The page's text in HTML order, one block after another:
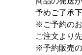
予めご了承
※ご予約のお
ご注文より
※予約販売の